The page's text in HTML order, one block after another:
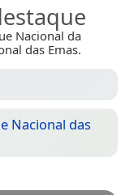
Nacional da
das Emas.
Nacional das